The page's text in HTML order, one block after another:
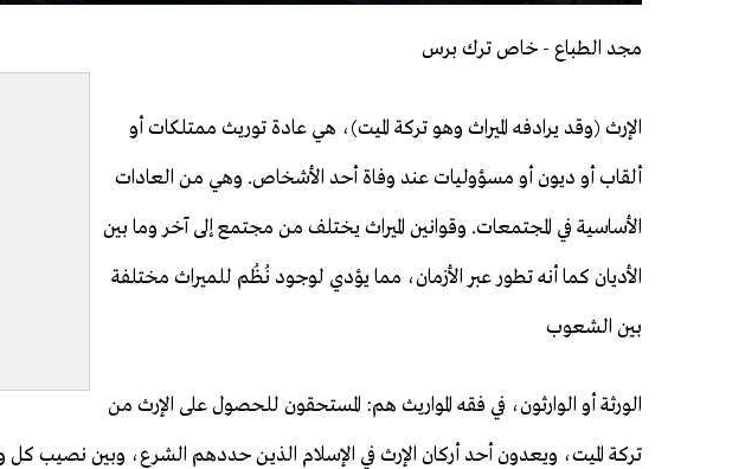
مجد الطباع - خاص ترك برس
الإرث (وقد يرادفه الميراث وهو تركة الميت)، هي عادة توريث ممتلكات أو
ألقاب أو ديون أو مسؤوليات عند وفاة أحد الأشخاص. وهي من العادات
الأساسية في المجتمعات. وقوانين الميراث يختلف من مجتمع إلى آخر وما بين
الأديان كما أنه تطور عبر الأزمان، مما يؤدي لوجود نُظُم للميراث مختلفة
بين الشعوب
الورثة أو الوارثون، في فقه المواريث هم: المستحقون للحصول على الإرث من
تركة الميت، ويعدون أحد أركان الإرث في الإسلام الذين حددهم الشرع، وبين نصيب كل